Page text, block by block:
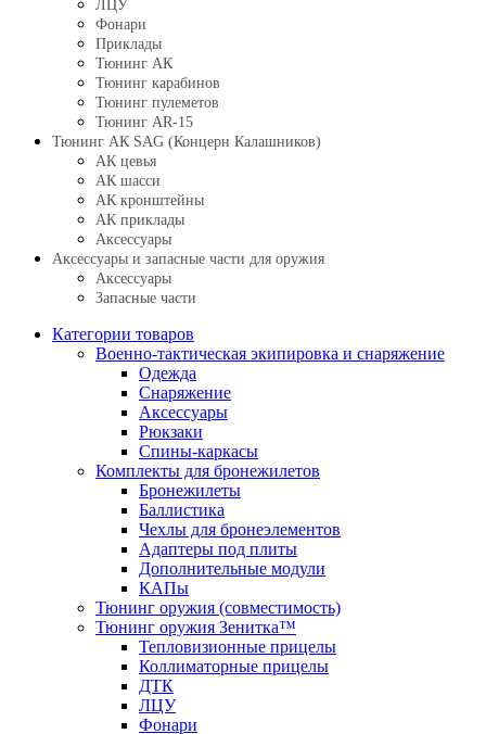
ЛЦУ
Фонари
Приклады
Тюнинг АК
Тюнинг карабинов
Тюнинг пулеметов
Тюнинг AR-15
Тюнинг АК SAG (Концерн Калашников)
АК цевья
АК шасси
АК кронштейны
АК приклады
Аксессуары
Аксессуары и запасные части для оружия
Аксессуары
Запасные части
Категории товаров
Военно-тактическая экипировка и снаряжение
Одежда
Снаряжение
Аксессуары
Рюкзаки
Спины-каркасы
Комплекты для бронежилетов
Бронежилеты
Баллистика
Чехлы для бронеэлементов
Адаптеры под плиты
Дополнительные модули
КАПы
Тюнинг оружия (совместимость)
Тюнинг оружия Зенитка™
Тепловизионные прицелы
Коллиматорные прицелы
ДТК
ЛЦУ
Фонари